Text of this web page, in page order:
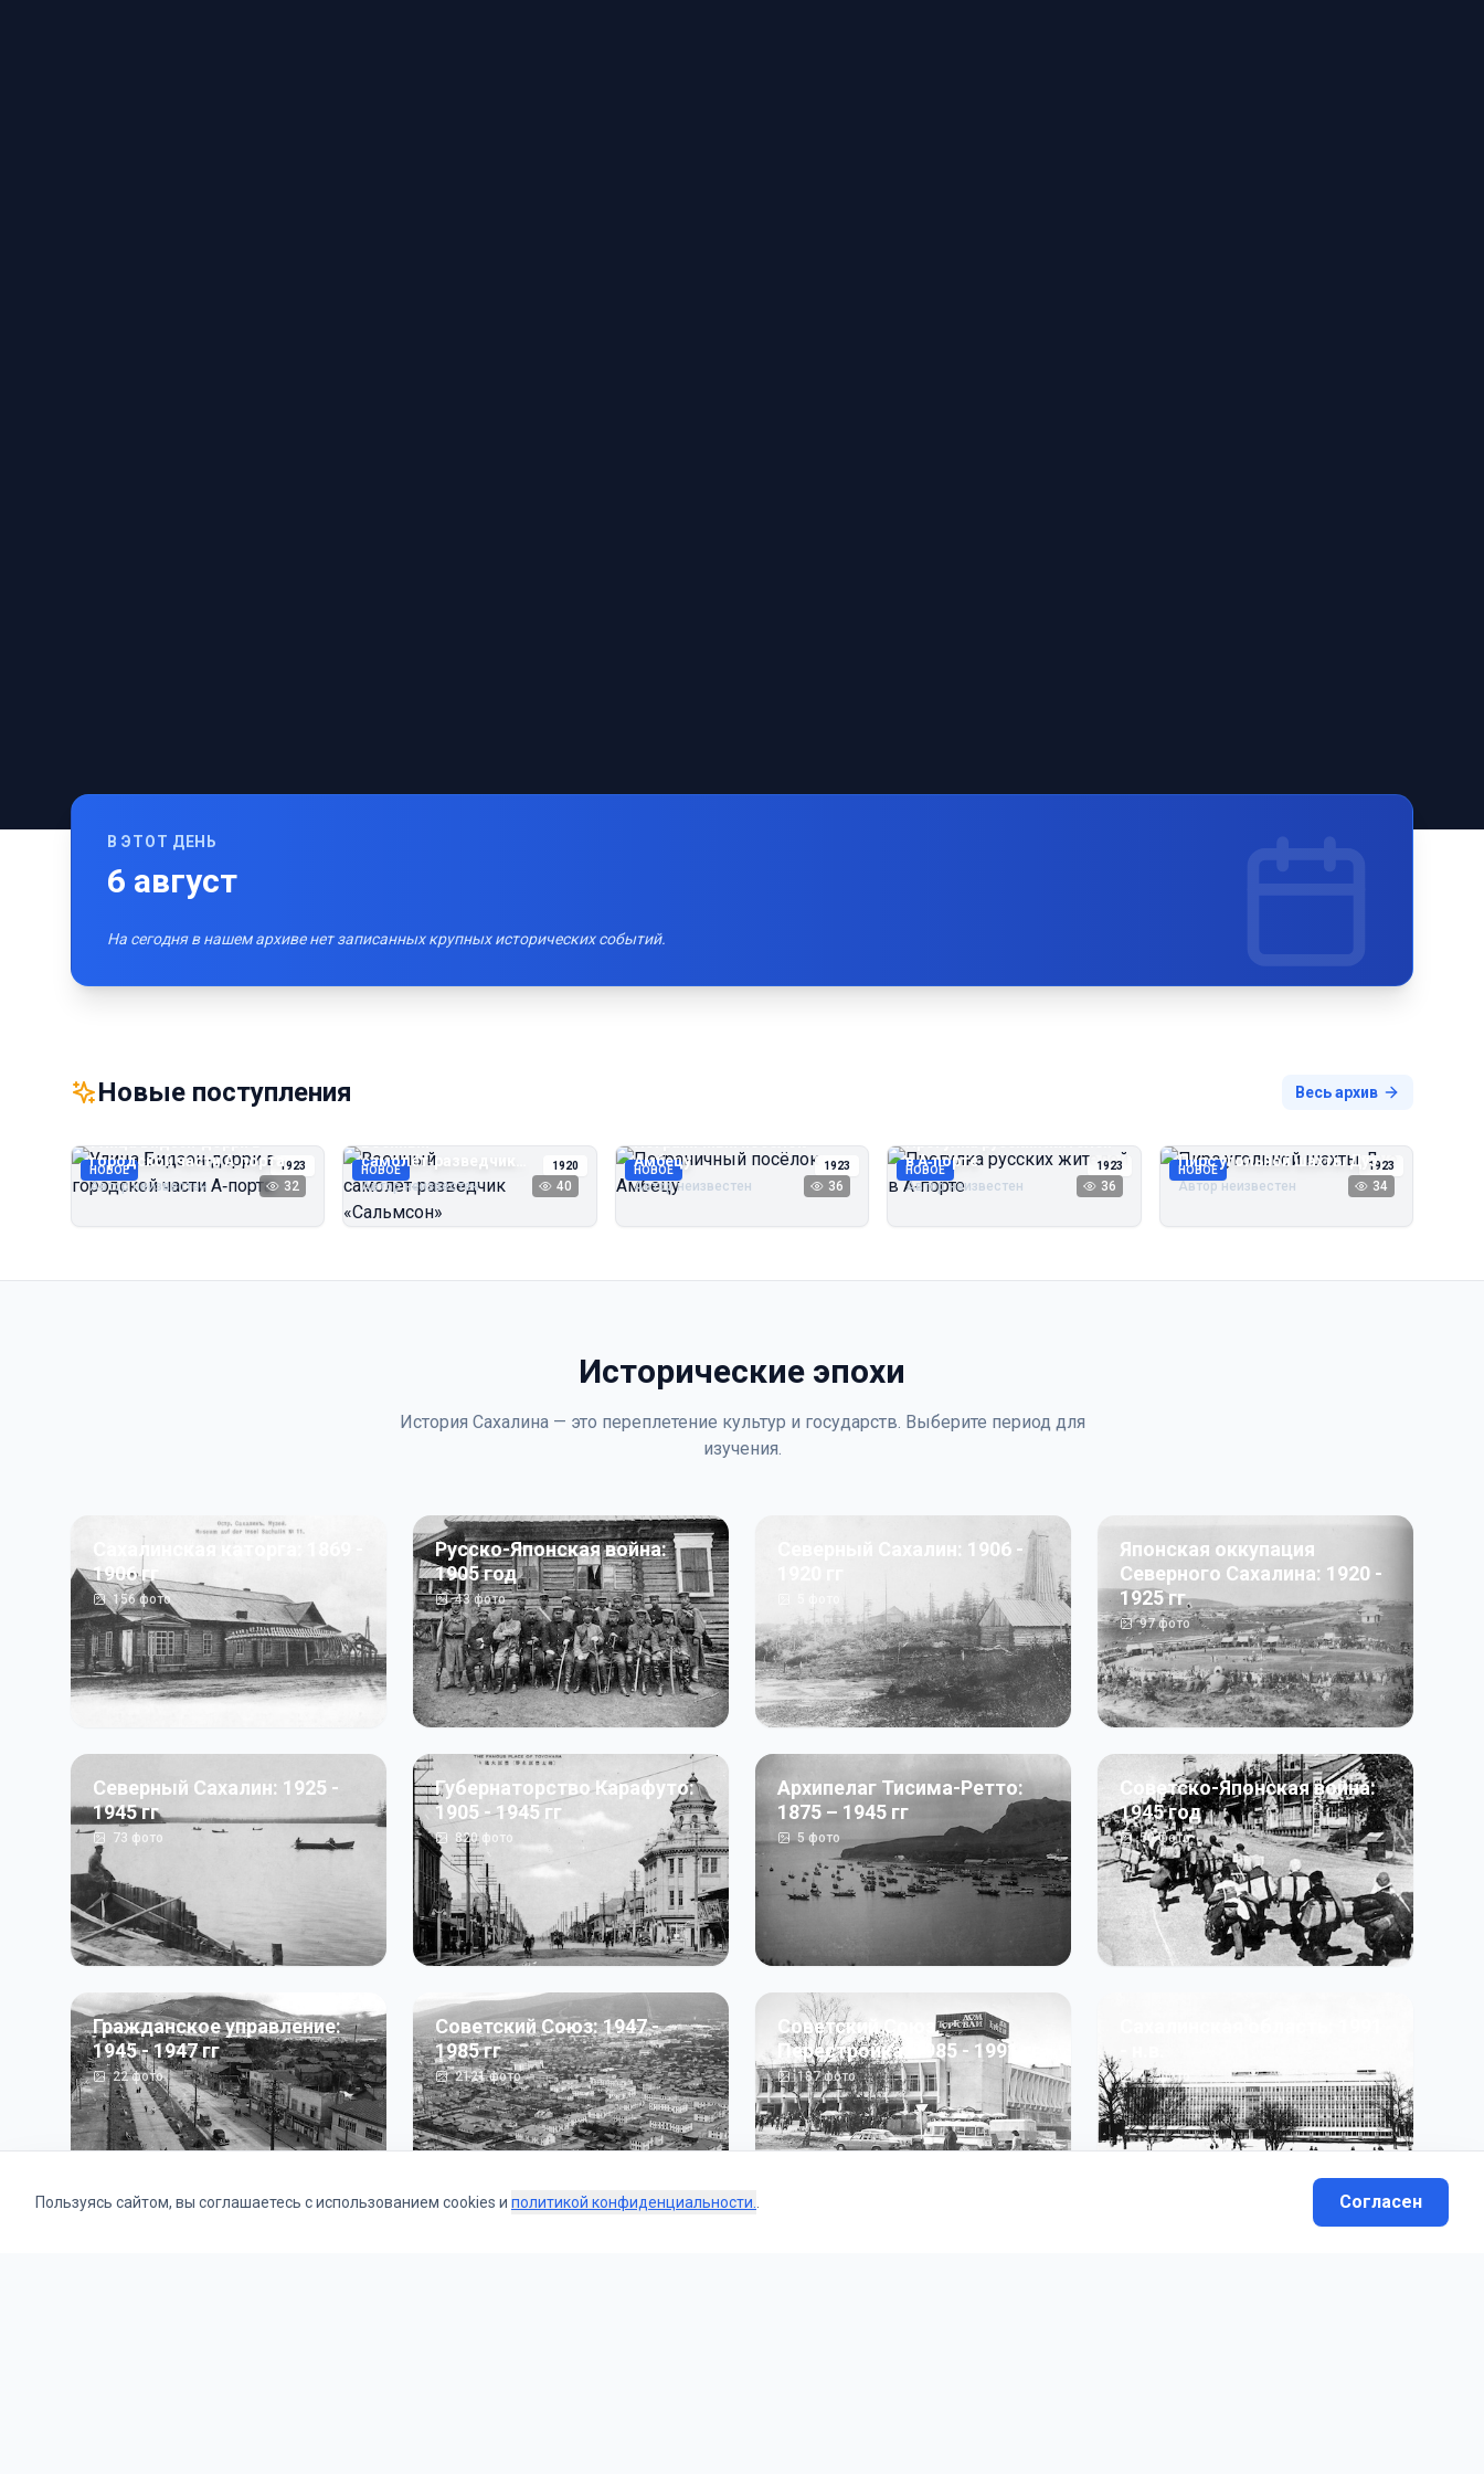
В ЭТОТ ДЕНЬ
6 август
На сегодня в нашем архиве нет записанных крупных исторических событий.
Новые поступления Весь архив
НОВОЕ 1923
Улица Бидзэн‑дорри в
городской части А‑порта
Автор неизвестен 32
НОВОЕ 1920
Военный
самолёт‑разведчик
«Сальмсон»
Автор неизвестен 40
НОВОЕ 1923
Пограничный посёлок
Амбецу
Автор неизвестен 36
НОВОЕ 1923
Прогулка русских жителей
в А‑порте
Автор неизвестен 36
НОВОЕ 1923
Пирс угольной шахты Дуэ
Автор неизвестен 34
Исторические эпохи
История Сахалина — это переплетение культур и государств. Выберите период для
изучения.
Сахалинская каторга: 1869 -
1906 гг
156фото
Русско-Японская война:
1905 год
43фото
Северный Сахалин: 1906 -
Японская оккупация
Северного Сахалина: 1920 -
1925 гг
97фото
Северный Сахалин: 1925 -
1945 гг
73 фото
Губернаторство Карафуто:
1905 - 1945 гг
820фото
Архипелаг Тисима-Ретто:
1875 – 1945 гг
5фото
Советско-Японская война:
1945 год
50фото
Гражданское управление:
1945 - 1947 гг
22фото
Советский Союз: 1947 -
1985 гг
2121фото
Советский Союз.
Перестройка: 1985 - 1991 гг
187фото 13фото
Пользуясь сайтом, вы соглашаетесь с использованием cookies и политикой конфиденциальности. Согласен